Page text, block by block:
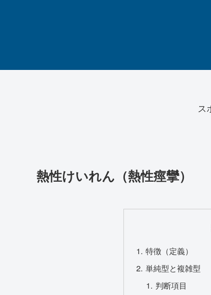
ス
熱性けいれん（熱性痙攣）
特徴（定義）
単純型と複雑型
判断項目